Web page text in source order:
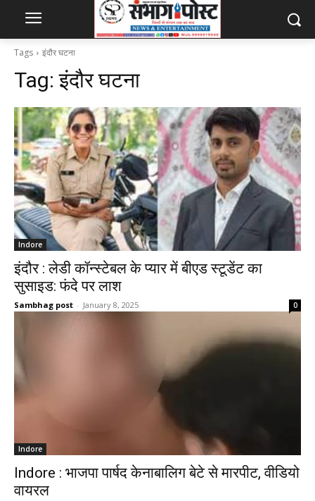
Tags इंदौर घटना
Tag:इंदौर घटना
Indore
इंदौर : लेडी कॉन्स्टेबल के प्यार में बीएड स्टूडेंट का
सुसाइड: फंदे पर लाश
Sambhag post - January 8, 2025 0
Indore
Indore : भाजपा पार्षद केनाबालिग बेटे से मारपीट, वीडियो
वायरल